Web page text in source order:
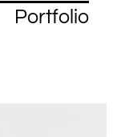
Portfolio